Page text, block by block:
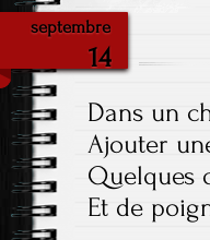
septembre
14
Dans un
Ajouter
Quelques
Et de